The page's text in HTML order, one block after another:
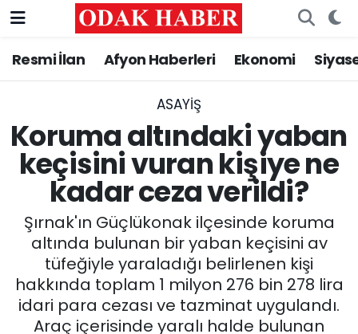
Resmi İlan Afyon Haberleri Ekonomi
ASAYİŞ
Koruma altındaki yaban
keçisini vuran kişiye ne
kadar ceza verildi?
Şırnak'ın Güçlükonak ilçesinde koruma
altında bulunan bir yaban keçisini av
tüfeğiyle yaraladığı belirlenen kişi
hakkında toplam 1 milyon 276 bin 278 lira
idari para cezası ve tazminat uygulandı.
Araç içerisinde yaralı halde bulunan
AFYONKARAHİSAR HABERLERİ
ASAYİŞ
GÜNCEL
SİYASET
EĞİTİM
MAGAZİN
Nöbetçi Eczaneler
Trafik Durumu
Süper Lig Puan Durumu ve Fikstür
Tüm Manşetler
Son Dakika Haberleri
Haber Arşivi